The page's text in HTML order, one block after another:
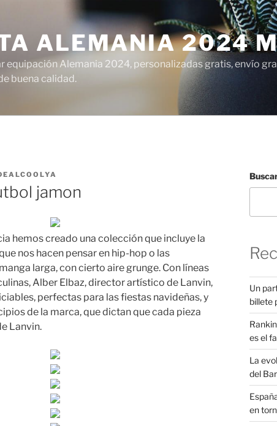
ALEMANIA 2024
equipación Alemania 2024, personalizadas gratis, envío
buena calidad.
jamon
hemos creado una colección que incluye la
nos hacen pensar en hip-hop o las
larga, con cierto aire grunge. Con líneas
Alber Elbaz, director artístico de Lanvin,
perfectas para las fiestas navideñas, y
de la marca, que dictan que cada pieza
Lanvin.
Un
billete
es el
La
del
en